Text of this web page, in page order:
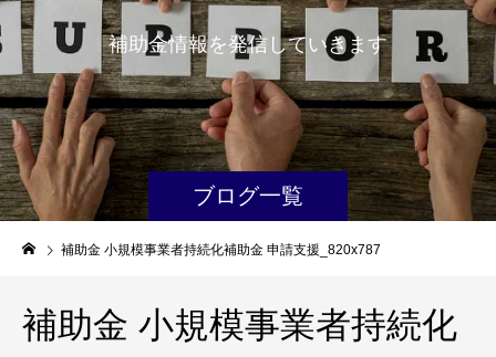
ブログ一覧
補助金情報を発信 していき ま す
補助金 小規模事業者持続化補助金 申請支援_820x787
補助金 小規模事業者持続化